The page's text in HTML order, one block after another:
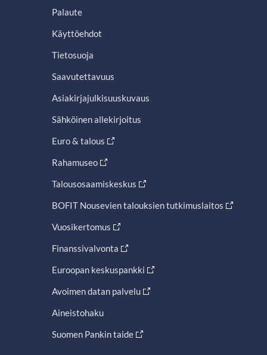
Palaute
Käyttöehdot
Tietosuoja
Saavutettavuus
Asiakirjajulkisuuskuvaus
Sähköinen allekirjoitus
Euro & talous
Rahamuseo
Talousosaamiskeskus
BOFIT Nousevien talouksien tutkimuslaitos
Vuosikertomus
Finanssivalvonta
Euroopan keskuspankki
Avoimen datan palvelu
Aineistohaku
Suomen Pankin taide